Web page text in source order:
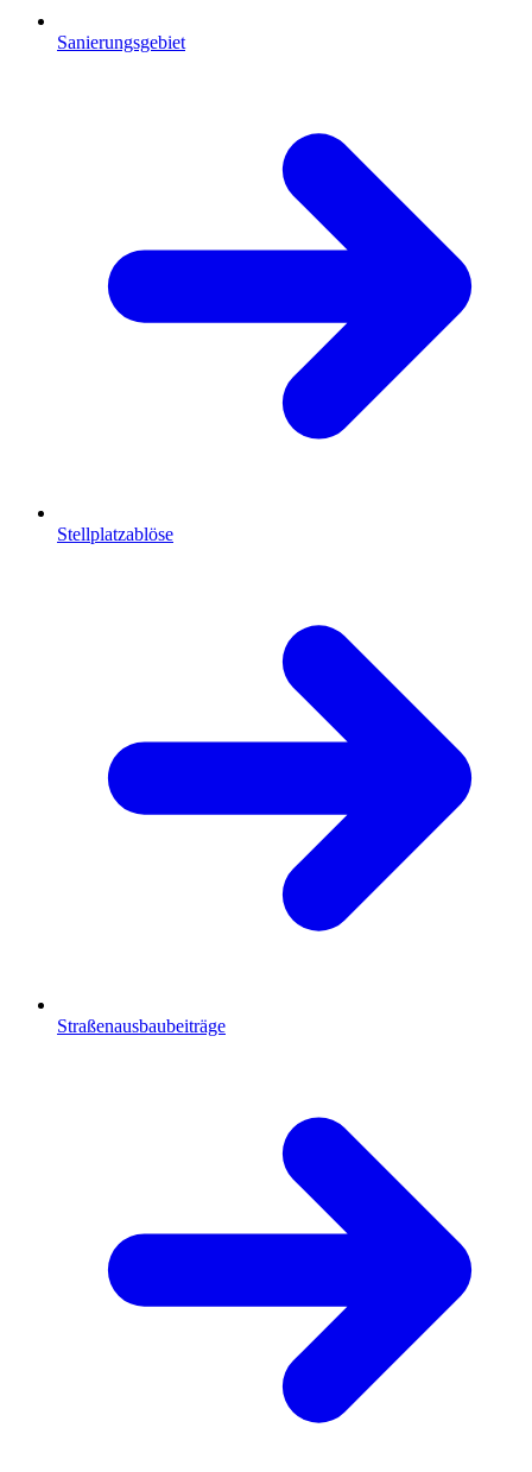
Sanierungsgebiet
Stellplatzablöse
Straßenausbaubeiträge